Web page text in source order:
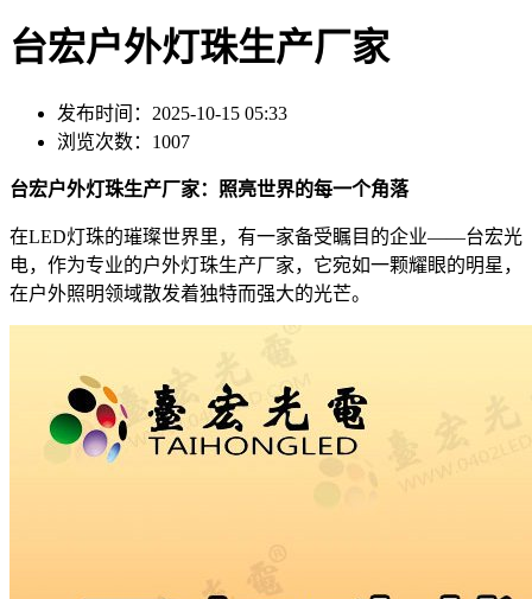
台宏户外灯珠生产厂家
发布时间：2025-10-15 05:33
浏览次数：1007
台宏户外灯珠生产厂家：照亮世界的每一个角落
在LED灯珠的璀璨世界里，有一家备受瞩目的企业——台宏光
电，作为专业的户外灯珠生产厂家，它宛如一颗耀眼的明星，
在户外照明领域散发着独特而强大的光芒。